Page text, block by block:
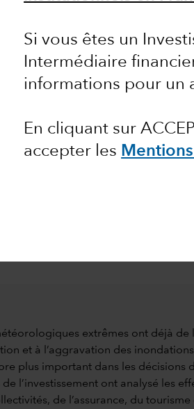
Si vous êtes un
Intermédiaire
informations pour un
En cliquant sur
accepter les
des
extrêmes ont déjà de
et à l’aggravation des
plus important dans les décisions
l’investissement ont analysé les
de l’assurance, du